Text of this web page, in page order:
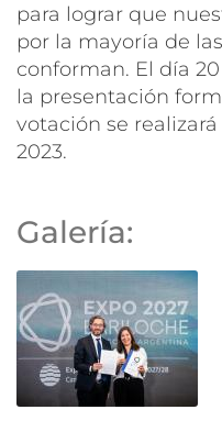
para lograr que
por la mayoría de
conforman. El día
la presentación
votación se
2023.
Galería: